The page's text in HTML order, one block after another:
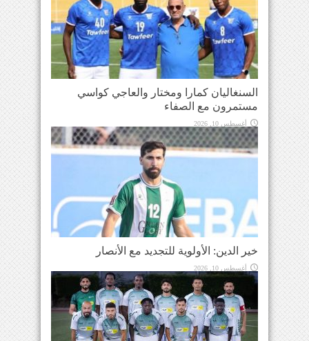
السنغاليان كمارا ومختار والعاجي كواسي
مستمرون مع الصفاء
أغسطس 10, 2026
خير الدين: الأولوية للتجديد مع الأنصار
أغسطس 10, 2026